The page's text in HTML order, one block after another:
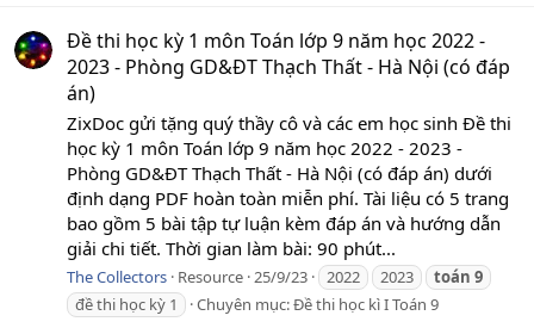
Đề thi học kỳ 1 môn Toán lớp 9 năm học 2022 -
2023 - Phòng GD&ĐT Thạch Thất - Hà Nội (có đáp
án)
ZixDoc gửi tặng quý thầy cô và các em học sinh Đề thi
học kỳ 1 môn Toán lớp 9 năm học 2022 - 2023 -
Phòng GD&ĐT Thạch Thất - Hà Nội (có đáp án) dưới
định dạng PDF hoàn toàn miễn phí. Tài liệu có 5 trang
bao gồm 5 bài tập tự luận kèm đáp án và hướng dẫn
giải chi tiết. Thời gian làm bài: 90 phút...
The Collectors Resource 25/9/23 2022 2023 toán 9
đề thi học kỳ 1
Chuyên mục:Đề thi học kì I Toán 9